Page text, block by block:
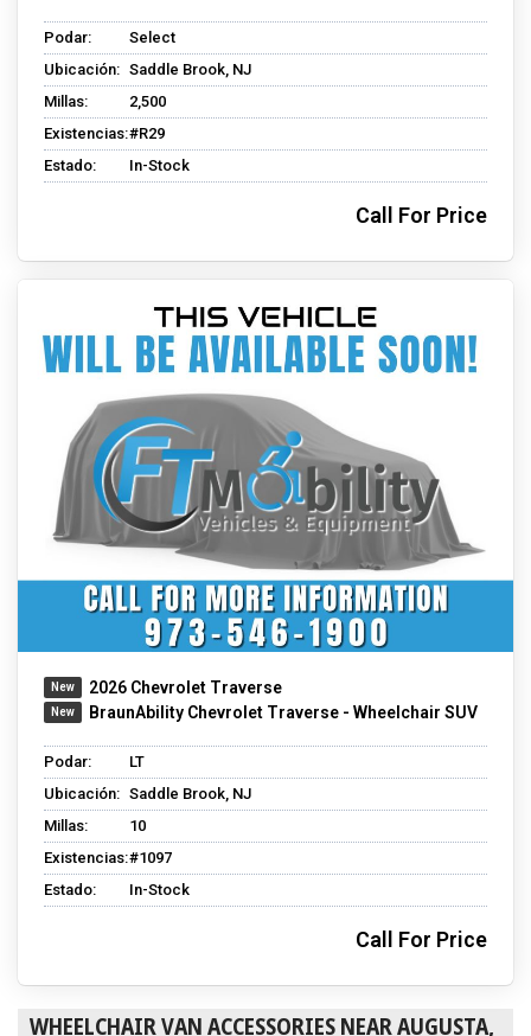
Podar:
Select
Ubicación: Saddle Brook, NJ
Millas:
2,500
Existencias:#R29
Estado:
In-Stock
Call For Price
2026 Chevrolet Traverse
BraunAbility Chevrolet Traverse - Wheelchair SUV
Podar:
LT
Ubicación: Saddle Brook, NJ
Millas:
10
Existencias:#1097
Estado:
In-Stock
Call For Price
WHEELCHAIR VAN ACCESSORIES NEAR AUGUSTA,